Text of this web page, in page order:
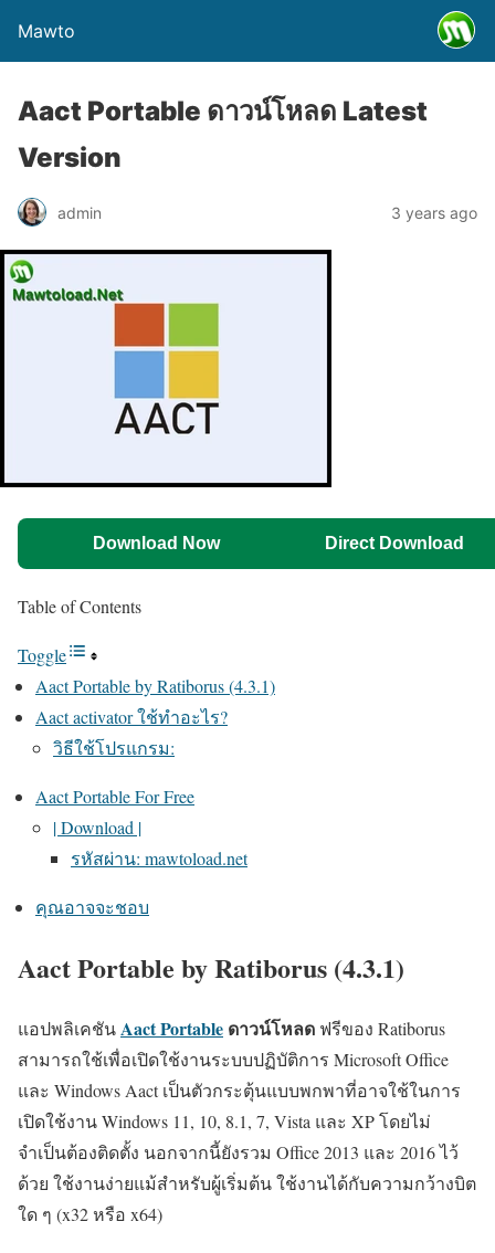
Mawto
Aact Portable ดาวน์โหลด Latest
Version
admin 3 years ago
Download Now Direct Download
Table of Contents
Toggle
Aact Portable by Ratiborus (4.3.1)
Aact activator ใช้ทำอะไร?
วิธีใช้โปรแกรม:
Aact Portable For Free
| Download |
รหัสผ่าน: mawtoload.net
คุณอาจจะชอบ
Aact Portable by Ratiborus (4.3.1)
แอปพลิเคชันAact Portable ดาวน์โหลด ฟรีของ Ratiborus
สามารถใช้เพื่อเปิดใช้งานระบบปฏิบัติการ Microsoft Office
และ Windows Aact เป็นตัวกระตุ้นแบบพกพาที่อาจใช้ในการ
เปิดใช้งาน Windows 11, 10, 8.1, 7, Vista และ XP โดยไม่
จำเป็นต้องติดตั้ง นอกจากนี้ยังรวม Office 2013 และ 2016 ไว้
ด้วย ใช้งานง่ายแม้สำหรับผู้เริ่มต้น ใช้งานได้กับความกว้างบิต
ใด ๆ (x32 หรือ x64)